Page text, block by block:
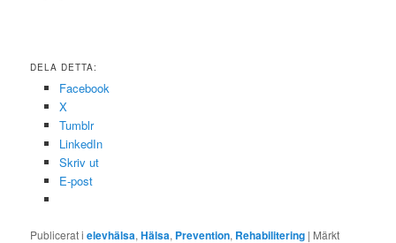
DELA DETTA:
Facebook
X
Tumblr
LinkedIn
Skriv ut
E-post
Publicerat i elevhälsa,Hälsa, Prevention, Rehabilitering | Märkt